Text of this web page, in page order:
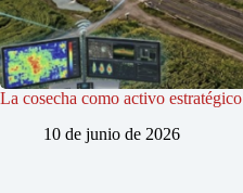
La cosecha como activo estratégico
10 de junio de 2026